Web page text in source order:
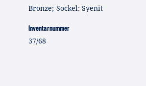
Bronze; Sockel: Syenit
Inventarnummer
37/68